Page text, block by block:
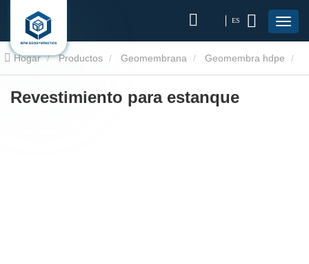
ES
Hogar Productos Geomembrana Geomembra hdpe
Revestimiento para estanque
Revestimiento para estanque